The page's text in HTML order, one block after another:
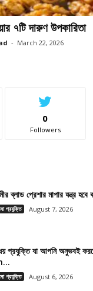
৭টি দারুণ উপকারিতা
- March 22, 2026
0
Followers
ব্লাড প্রেশার মাপার যন্ত্র
প্রযুক্তি August 7, 2026
প্রযুক্তি যা আপনি অনুভবই
প্রযুক্তি August 6, 2026